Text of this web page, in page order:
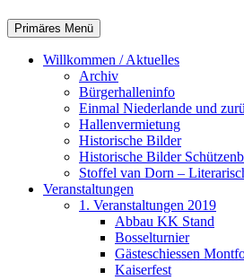
Suchen
Primäres Menü Zum
Inhalt
springen
Willkommen / Aktuelles
Archiv
Bürgerhalleninfo
Einmal Niederlande und
Hallenvermietung
Historische Bilder
Historische Bilder
Stoffel van Dorn –
Veranstaltungen
1. Veranstaltungen 2019
Abbau KK Stand
Bosselturnier
Gästeschiessen
Kaiserfest